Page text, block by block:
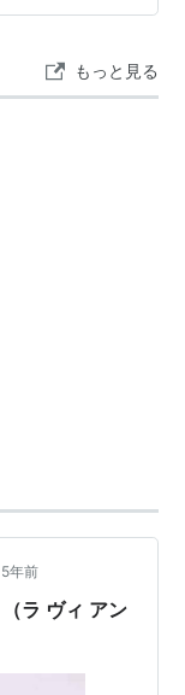
が際立つ色の
ることができ
ションをア…
もっと見る
5年前
ラ ヴィ アン